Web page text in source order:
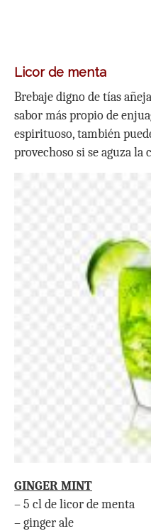
Licor de menta
Brebaje digno de tías
sabor más propio de
espirituoso, también
provechoso si se aguza la
GINGER MINT
– 5 cl de licor de menta
– ginger ale